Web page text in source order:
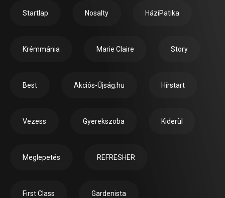
Startlap Nosalty HáziPatika
Krémmánia Marie Claire Story
Best Akciós-Újság.hu Hírstart
Vezess Gyerekszoba Kiderül
Meglepetés REFRESHER
First Class Gardenista